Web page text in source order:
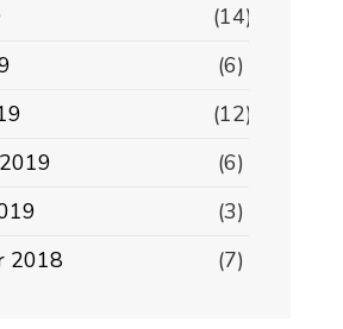
(14)
(6)
(12)
(6)
(3)
2018
(7)